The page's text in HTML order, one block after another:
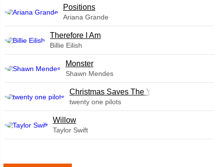
​Positions
Ariana Grande
Therefore I Am
Billie Eilish
Monster
Shawn Mendes
Christmas Saves The Year
twenty one pilots
Willow
Taylor Swift